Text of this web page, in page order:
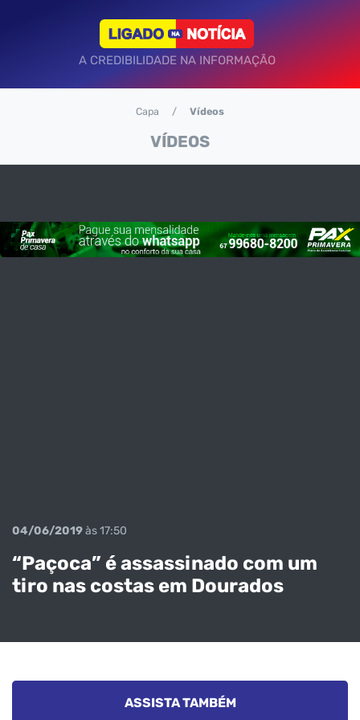
A CREDIBILIDADE NA INFORMAÇÃO
VÍDEOS
Capa Vídeos
04/06/2019às 17:50
“Paçoca” é assassinado com um
tiro nas costas em Dourados
ASSISTA TAMBÉM